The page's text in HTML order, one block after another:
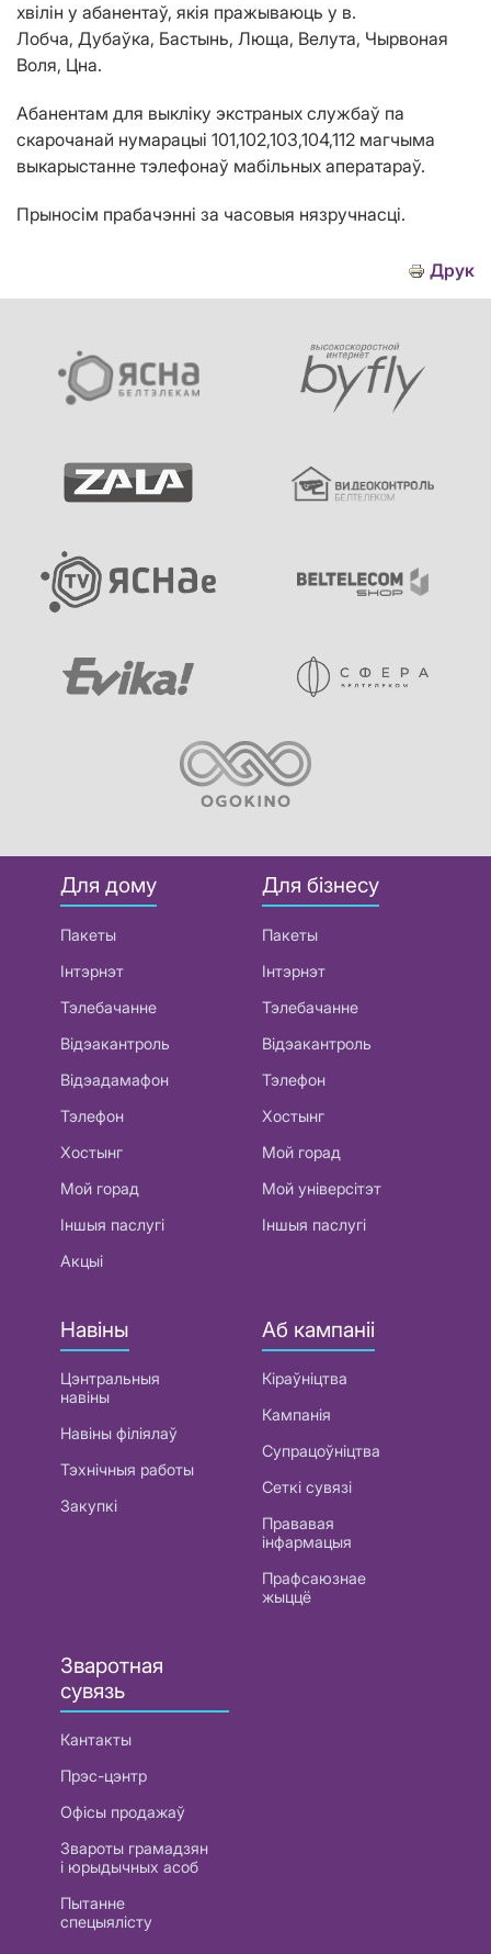
хвiлiн у абанентаў, якія пражываюць у в.
Лобча, Дубаўка, Бастынь, Люща, Велута, Чырвоная
Воля, Цна.
Абанентам для выкліку экстраных службаў па
скарочанай нумарацыі 101,102,103,104,112 магчыма
выкарыстанне тэлефонаў мабільных аператараў.
Прыносім прабачэнні за часовыя нязручнасці.
Друк
Для дому
Пакеты
Інтэрнэт
Тэлебачанне
Відэакантроль
Відэадамафон
Тэлефон
Хостынг
Мой горад
Іншыя паслугі
Акцыі
Для бізнесу
Пакеты
Інтэрнэт
Тэлебачанне
Відэакантроль
Тэлефон
Хостынг
Мой горад
Мой універсітэт
Іншыя паслугі
Навіны
Цэнтральныя
навіны
Навіны філіялаў
Тэхнічныя работы
Закупкі
Аб кампаніі
Кіраўніцтва
Кампанія
Супрацоўніцтва
Сеткі сувязі
Прававая
інфармацыя
Прафсаюзнае
жыццё
Зваротная
сувязь
Кантакты
Прэс-цэнтр
Офісы продажаў
Звароты грамадзян
і юрыдычных асоб
Пытанне
спецыялісту